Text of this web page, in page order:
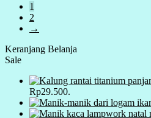
1
2
→
Keranjang Belanja
Sale
Rp29.500.